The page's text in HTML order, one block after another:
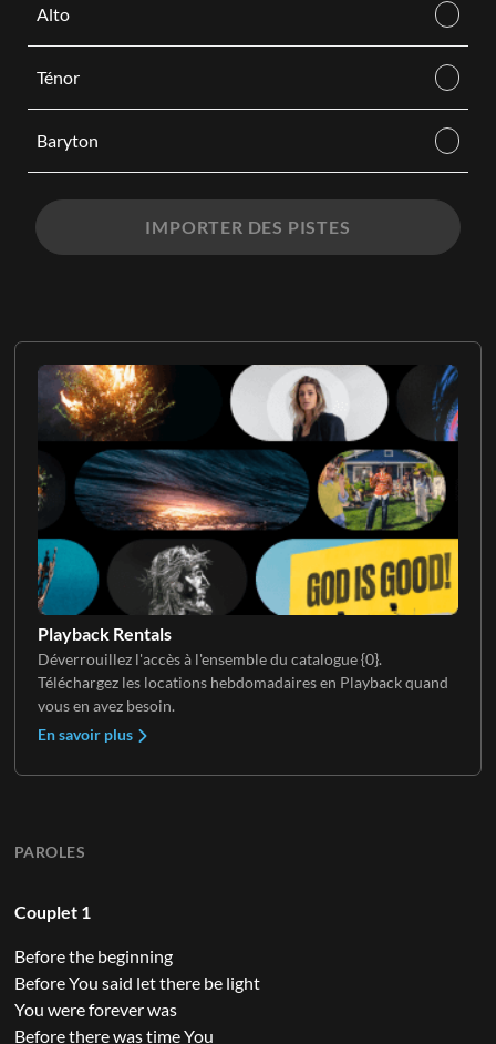
Playback Rentals
Déverrouillez l'accès à l'ensemble du catalogue {0}.
Téléchargez les locations hebdomadaires en Playback quand
vous en avez besoin.
En savoir plus
PAROLES
Couplet 1
Before the beginning
Before You said let there be light
You were forever was
Before there was time You
Alto
Ténor
Baryton
IMPORTER DES PISTES